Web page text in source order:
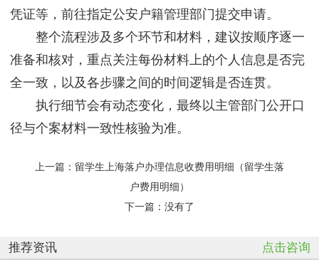
凭证等，前往指定公安户籍管理部门提交申请。
整个流程涉及多个环节和材料，建议按顺序逐一
准备和核对，重点关注每份材料上的个人信息是否完
全一致，以及各步骤之间的时间逻辑是否连贯。
执行细节会有动态变化，最终以主管部门公开口
径与个案材料一致性核验为准。
上一篇： 留学生上海落户办理信息收费用明细（留学生落
户费用明细）
下一篇：没有了
推荐资讯 点击咨询